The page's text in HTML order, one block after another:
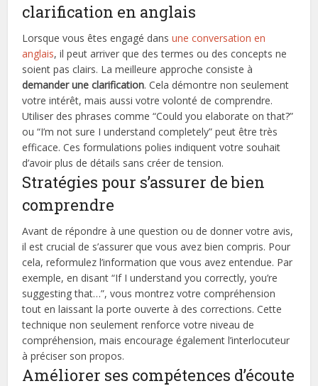
clarification en anglais
Lorsque vous êtes engagé dansune conversation en
anglais, il peut arriver que des termes ou des concepts ne
soient pas clairs. La meilleure approche consiste à
demander une clarification. Cela démontre non seulement
votre intérêt, mais aussi votre volonté de comprendre.
Utiliser des phrases comme “Could you elaborate on that?”
ou “I’m not sure I understand completely” peut être très
efficace. Ces formulations polies indiquent votre souhait
d’avoir plus de détails sans créer de tension.
Stratégies pour s’assurer de bien
comprendre
Avant de répondre à une question ou de donner votre avis,
il est crucial de s’assurer que vous avez bien compris. Pour
cela, reformulez l’information que vous avez entendue. Par
exemple, en disant “If I understand you correctly, you’re
suggesting that…”, vous montrez votre compréhension
tout en laissant la porte ouverte à des corrections. Cette
technique non seulement renforce votre niveau de
compréhension, mais encourage également l’interlocuteur
à préciser son propos.
Améliorer ses compétences d’écoute